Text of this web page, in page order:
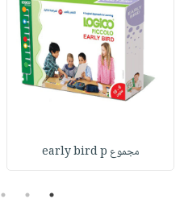
مجموع early bird p
1
2
3